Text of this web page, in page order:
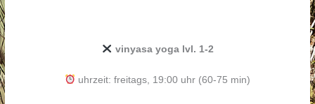
vinyasa yoga lvl. 1-2
uhrzeit: freitags, 19:00 uhr (60-75 min)